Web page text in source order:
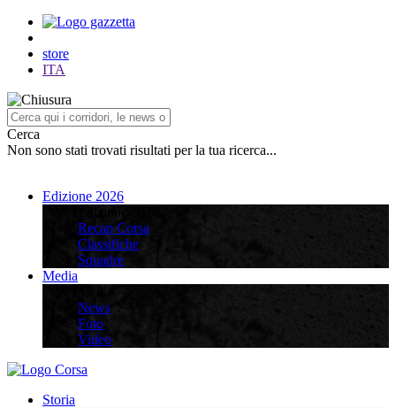
store
ITA
Cerca
Non sono stati trovati risultati per la tua ricerca...
Edizione 2026
Recap Corsa
Classifiche
Squadre
Media
News
Foto
Video
Storia